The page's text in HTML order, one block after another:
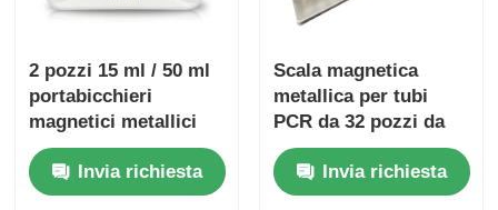
2 pozzi 15 ml / 50 ml
portabicchieri
magnetici metallici
Invia richiesta
Scala magnetica
metallica per tubi
PCR da 32 pozzi da
0,2 ml
Invia richiesta